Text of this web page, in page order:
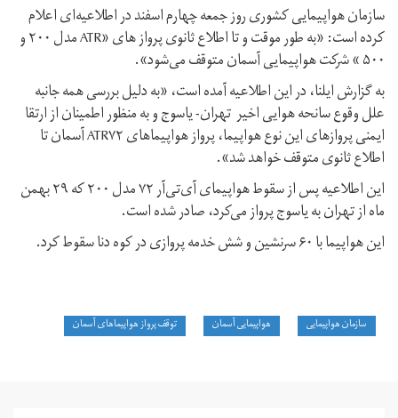
سازمان هواپیمایی کشوری روز جمعه چهارم اسفند در اطلاعیه‌ای اعلام
کرده است: «به طور موقت و تا اطلاع ثانوی پرواز های «ATR مدل ۲۰۰ و
۵۰۰ » شرکت هواپیمایی آسمان متوقف می‌شود».
به گزارش ایلنا، در این اطلاعیه آمده است، «به دلیل بررسی همه جانبه
علل وقوع سانحه هوایی اخیر تهران- یاسوج و به منظور اطمینان از ارتقا
ایمنی پروازهای این نوع هواپیما،‌ پرواز هواپیماهای ATR۷۲ آسمان تا
اطلاع ثانوی متوقف خواهد شد».
این اطلاعیه پس از سقوط هواپیمای آی‌تی‌آر ۷۲ مدل ۲۰۰ که ۲۹ بهمن
ماه از تهران به یاسوج پرواز می‌کرد، صادر شده است.
این هواپیما با ۶۰ سرنشین و شش خدمه پروازی در کوه دنا سقوط کرد.
سازمان هواپیمایی هواپیمایی آسمان توقف پرواز هواپیماهای آسمان